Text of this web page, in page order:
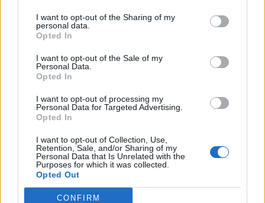
I want to opt-out of the Sharing of my
personal data.
Opted In
I want to opt-out of the Sale of my
Personal Data.
Opted In
I want to opt-out of processing my
Personal Data for Targeted Advertising.
Opted In
I want to opt-out of Collection, Use,
Retention, Sale, and/or Sharing of my
Personal Data that Is Unrelated with the
Purposes for which it was collected.
Opted Out
CONFIRM
un esperimento mentale avrebbe lavorato
concretamente in una nave materiale . Non
é che quando la nave é in moto i pesci
contenuti nella boccia rimangano
schiacciati contro la parete ; le mosche ,
allo stesso modo , non rimarranno
spiaccicate sul fondo e le gocce che
fuoriescono dal recipiente non
sobbalzeranno fuori in modo anomalo ; se
ci sono due persone che si lanciano un